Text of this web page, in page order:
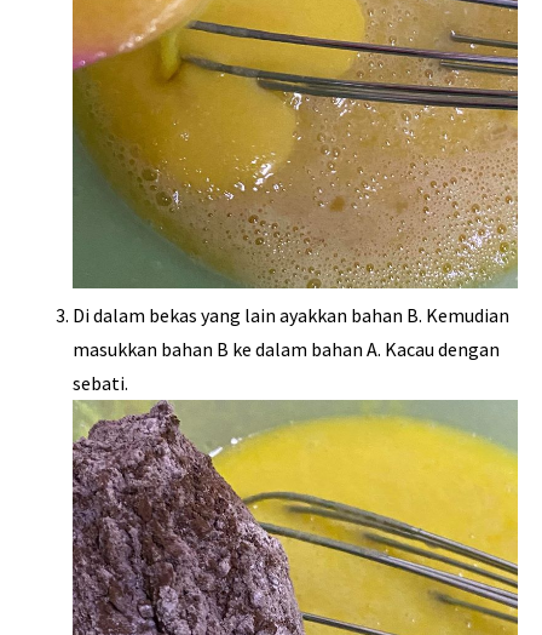
Di dalam bekas yang lain ayakkan bahan B. Kemudian
masukkan bahan B ke dalam bahan A. Kacau dengan
sebati.